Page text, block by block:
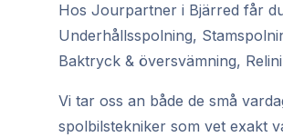
Hos Jourpartner i Bjärred får
Underhållsspolning,
Baktryck & översvämning,
Vi tar oss an både de små
spolbilstekniker som vet exakt